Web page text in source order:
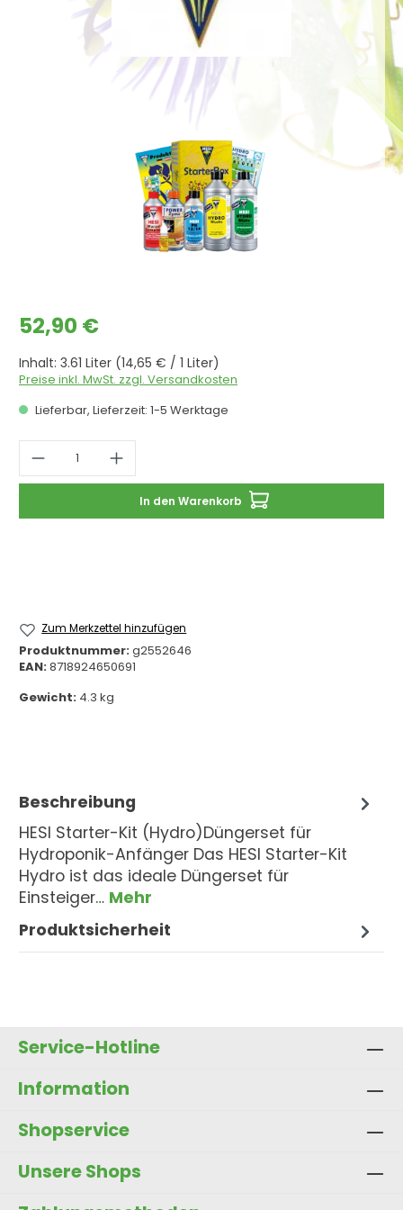
Bildergalerie überspringen
Regulärer Preis:
52,90 €
Inhalt: 3.61 Liter (14,65 € / 1 Liter)
Preise inkl. MwSt. zzgl. Versandkosten
Lieferbar, Lieferzeit: 1-5 Werktage
Produkt Anzahl: Gib den
In den Warenkorb
Zum Merkzettel hinzufügen
Produktnummer:g2552646
EAN:8718924650691
Gewicht: 4.3 kg
Beschreibung
HESI Starter-Kit (Hydro)Düngerset für
Hydroponik-Anfänger Das HESI Starter-Kit
Hydro ist das ideale Düngerset für
Einsteiger… Mehr
Produktsicherheit
Service-Hotline
Information
Shopservice
Unsere Shops